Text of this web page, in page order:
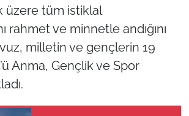
üzere tüm istiklal
rahmet ve minnetle andığını
milletin ve gençlerin 19
Anma, Gençlik ve Spor